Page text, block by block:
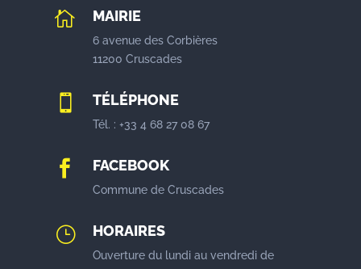
 MAIRIE
6 avenue des Corbières
11200 Cruscades
 TÉLÉPHONE
Tél. : +33 4 68 27 08 67
 FACEBOOK
Commune de Cruscades
} HORAIRES
Ouverture du lundi au vendredi de